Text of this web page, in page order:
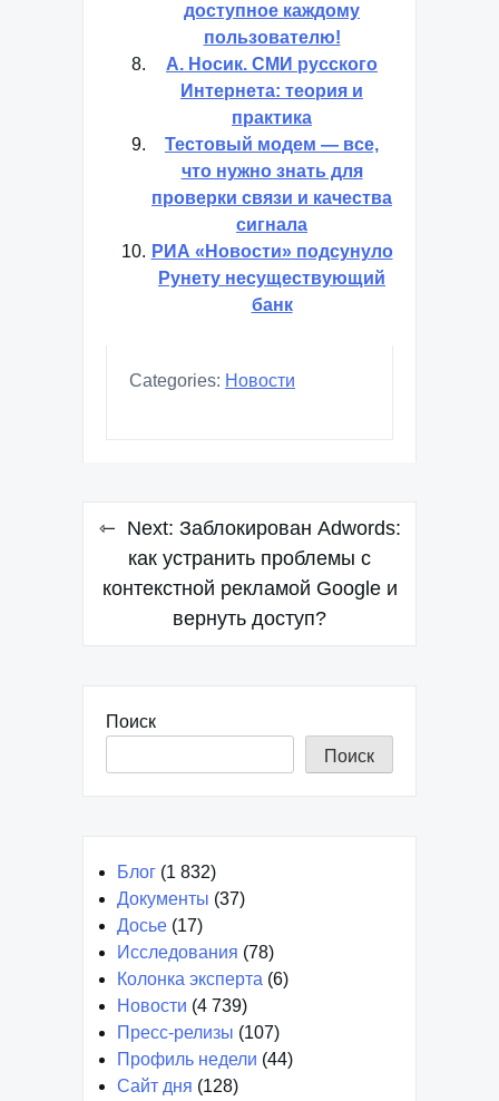
доступное каждому
пользователю!
А. Носик. СМИ русского
Интернета: теория и
практика
Тестовый модем — все,
что нужно знать для
проверки связи и качества
сигнала
РИА «Новости» подсунуло
Рунету несуществующий
банк
Categories: Новости
Навигация
записям
Next: Заблокирован Adwords:
как устранить проблемы с
контекстной рекламой Google и
вернуть доступ?
Поиск
Поиск
Блог (1 832)
Документы (37)
Досье (17)
Исследования (78)
Колонка эксперта (6)
Новости (4 739)
Пресс-релизы (107)
Профиль недели (44)
Сайт дня (128)